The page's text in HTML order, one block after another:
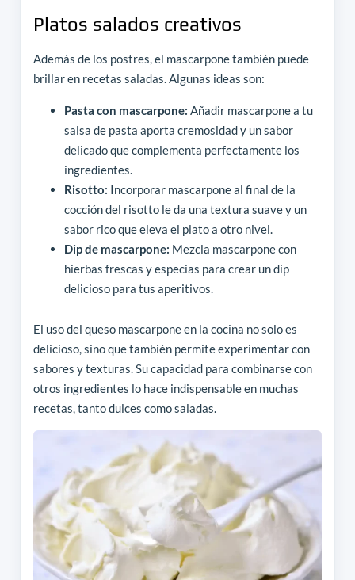
Platos salados creativos
Además de los postres, el mascarpone también puede
brillar en recetas saladas. Algunas ideas son:
Pasta con mascarpone: Añadir mascarpone a tu
salsa de pasta aporta cremosidad y un sabor
delicado que complementa perfectamente los
ingredientes.
Risotto: Incorporar mascarpone al final de la
cocción del risotto le da una textura suave y un
sabor rico que eleva el plato a otro nivel.
Dip de mascarpone: Mezcla mascarpone con
hierbas frescas y especias para crear un dip
delicioso para tus aperitivos.
El uso del queso mascarpone en la cocina no solo es
delicioso, sino que también permite experimentar con
sabores y texturas. Su capacidad para combinarse con
otros ingredientes lo hace indispensable en muchas
recetas, tanto dulces como saladas.